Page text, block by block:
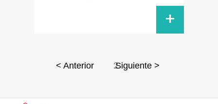
+
< Anterior 2Siguiente >